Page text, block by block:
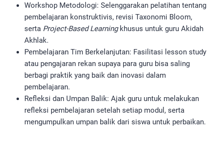
Workshop Metodologi: Selenggarakan pelatihan tentang
pembelajaran konstruktivis, revisi Taxonomi Bloom,
serta Project-Based Learningkhusus untuk guru Akidah
Akhlak.
Pembelajaran Tim Berkelanjutan: Fasilitasi lesson study
atau pengajaran rekan supaya para guru bisa saling
berbagi praktik yang baik dan inovasi dalam
pembelajaran.
Refleksi dan Umpan Balik: Ajak guru untuk melakukan
refleksi pembelajaran setelah setiap modul, serta
mengumpulkan umpan balik dari siswa untuk perbaikan.